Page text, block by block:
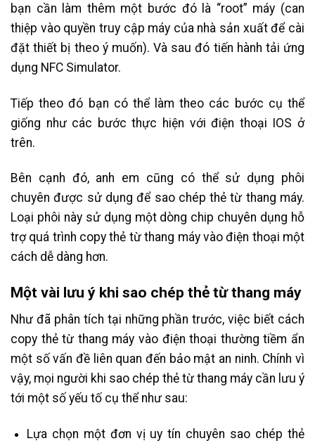
bạn cần làm thêm một bước đó là “root” máy (can
thiệp vào quyền truy cập máy của nhà sản xuất để cài
đặt thiết bị theo ý muốn). Và sau đó tiến hành tải ứng
dụng NFC Simulator.
Tiếp theo đó bạn có thể làm theo các bước cụ thể
giống như các bước thực hiện với điện thoại IOS ở
trên.
Bên cạnh đó, anh em cũng có thể sử dụng phôi
chuyên được sử dụng để sao chép thẻ từ thang máy.
Loại phôi này sử dụng một dòng chip chuyên dụng hỗ
trợ quá trình copy thẻ từ thang máy vào điện thoại một
cách dễ dàng hơn.
Một vài lưu ý khi sao chép thẻ từ thang máy
Như đã phân tích tại những phần trước, việc biết cách
copy thẻ từ thang máy vào điện thoại thường tiềm ẩn
một số vấn đề liên quan đến bảo mật an ninh. Chính vì
vậy, mọi người khi sao chép thẻ từ thang máy cần lưu ý
tới một số yếu tố cụ thể như sau:
Lựa chọn một đơn vị uy tín chuyên sao chép thẻ